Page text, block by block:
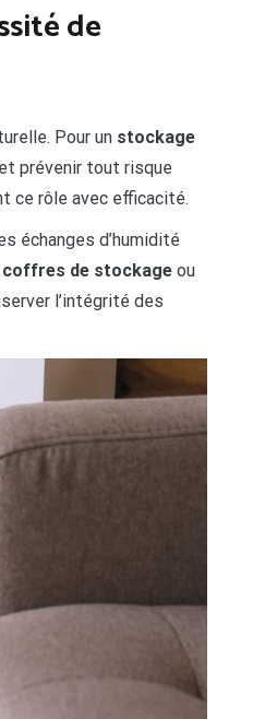
de
Pour un stockage
et prévenir tout risque
ce rôle avec efficacité.
échanges d’humidité
coffres de stockage ou
l’intégrité des